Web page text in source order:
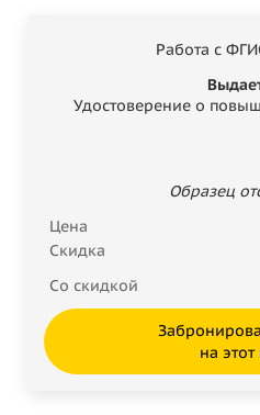
Работа с
Удостоверение о
Образец
Цена
Скидка
Со скидкой
на этот